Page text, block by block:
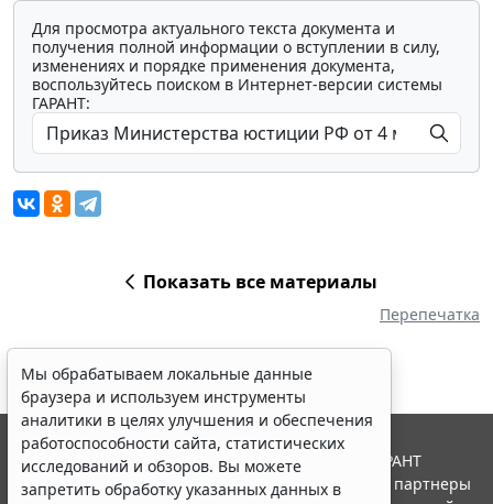
Для просмотра актуального текста документа и
получения полной информации о вступлении в силу,
изменениях и порядке применения документа,
воспользуйтесь поиском в Интернет-версии системы
ГАРАНТ:
Показать все материалы
Перепечатка
Мы обрабатываем локальные данные
браузера и используем инструменты
аналитики в целях улучшения и обеспечения
работоспособности сайта, статистических
исследований и обзоров. Вы можете
запретить обработку указанных данных в
© ООО "НПП "ГАРАНТ-СЕРВИС", 2026. Система ГАРАНТ
выпускается с 1990 года. Компания "Гарант" и ее партнеры